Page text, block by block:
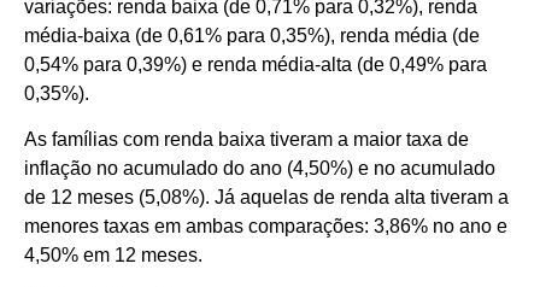
variações: renda baixa (de 0,71% para 0,32%), renda
média-baixa (de 0,61% para 0,35%), renda média (de
0,54% para 0,39%) e renda média-alta (de 0,49% para
0,35%).
As famílias com renda baixa tiveram a maior taxa de
inflação no acumulado do ano (4,50%) e no acumulado
de 12 meses (5,08%). Já aquelas de renda alta tiveram a
menores taxas em ambas comparações: 3,86% no ano e
4,50% em 12 meses.